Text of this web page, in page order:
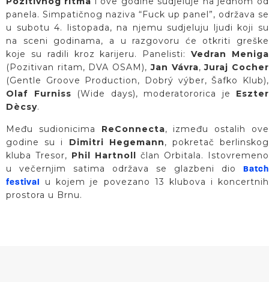
panela. Simpatičnog naziva “Fuck up panel”, održava se
u subotu 4. listopada, na njemu sudjeluju ljudi koji su
na sceni godinama, a u razgovoru će otkriti greške
koje su radili kroz karijeru. Panelisti:Vedran Meniga
(Pozitivan ritam, DVA OSAM),Jan Vávra,Juraj Cocher
(Gentle Groove Production, Dobrý výber, Šafko Klub),
Olaf Furniss (Wide days), moderatororica je Eszter
Dècsy.
Među sudionicima ReConnecta, između ostalih ove
godine su i Dimitri Hegemann, pokretač berlinskog
kluba Tresor, Phil Hartnoll član Orbitala. Istovremeno
u večernjim satima održava se glazbeni dio
Batch
festival
u kojem je povezano 13 klubova i koncertnih
prostora u Brnu.